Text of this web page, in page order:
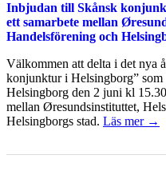
Inbjudan till Skånsk
ett samarbete mellan
Handelsförening och
Välkommen att delta i det nya
konjunktur i Helsingborg”
Helsingborg den 2 juni kl
mellan Øresundsinstituttet,
Helsingborgs stad. Läs mer →